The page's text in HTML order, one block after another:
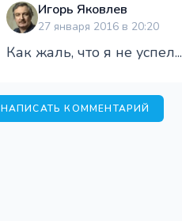
Игорь Яковлев
27 января 2016 в 20:20
Как жаль, что я не успел...
НАПИСАТЬ КОММЕНТАРИЙ